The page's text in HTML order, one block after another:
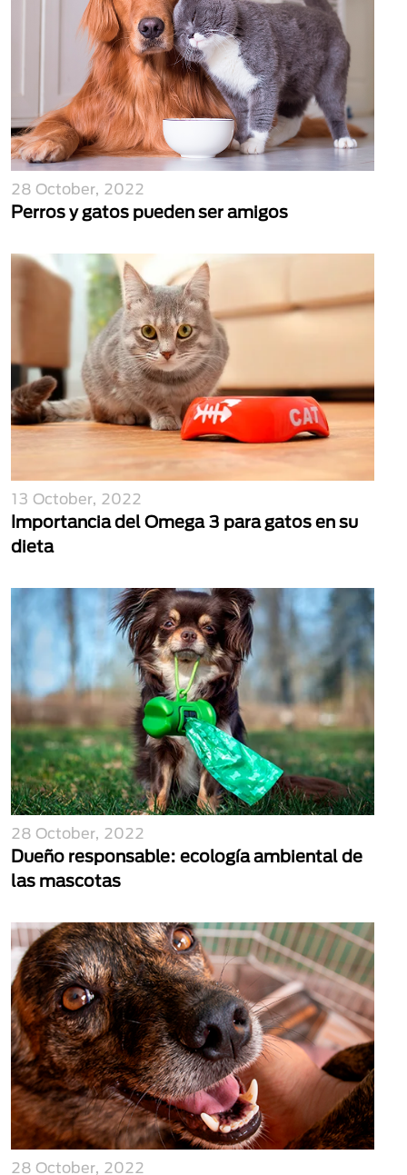
28 October, 2022
Perros y gatos pueden ser amigos
13 October, 2022
Importancia del Omega 3 para gatos en su
dieta
28 October, 2022
Dueño responsable: ecología ambiental de
las mascotas
28 October, 2022